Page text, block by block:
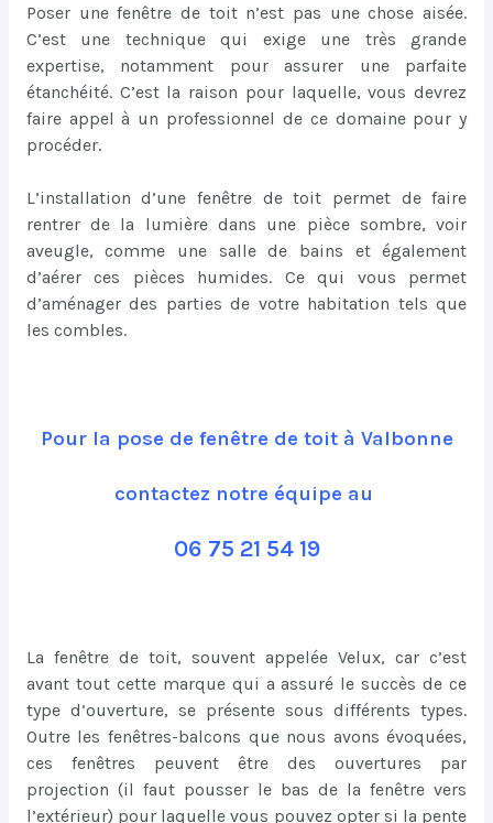
Poser une fenêtre de toit n’est pas une chose aisée.
C’est une technique qui exige une très grande
expertise, notamment pour assurer une parfaite
étanchéité. C’est la raison pour laquelle, vous devrez
faire appel à un professionnel de ce domaine pour y
procéder.
L’installation d’une fenêtre de toit permet de faire
rentrer de la lumière dans une pièce sombre, voir
aveugle, comme une salle de bains et également
d’aérer ces pièces humides. Ce qui vous permet
d’aménager des parties de votre habitation tels que
les combles.
Pour la pose de fenêtre de toit à Valbonne
contactez notre équipe au
06 75 21 54 19
La fenêtre de toit, souvent appelée Velux, car c’est
avant tout cette marque qui a assuré le succès de ce
type d’ouverture, se présente sous différents types.
Outre les fenêtres-balcons que nous avons évoquées,
ces fenêtres peuvent être des ouvertures par
projection (il faut pousser le bas de la fenêtre vers
l’extérieur) pour laquelle vous pouvez opter si la pente